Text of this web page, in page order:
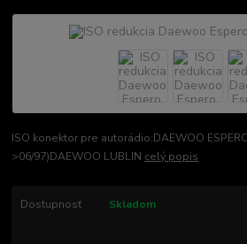
ISO konektor pre autorádio:DAEWOO
>06/97)DAEWOO LUBLIN celý popis
Dostupnosť Skladom